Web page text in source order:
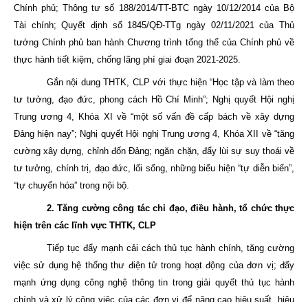
Chính phủ; Thông tư số 188/2014/TT-BTC ngày 10/12/2014 của Bộ
Tài chính; Quyết định số 1845/QĐ-TTg ngày 02/11/2021 của Thủ
tướng Chính phủ ban hành Chương trình tổng thể của Chính phủ về
thực hành tiết kiệm, chống lãng phí giai đoạn 2021-2025.
Gắn nội dung THTK, CLP với thực hiện “Học tập và làm theo
tư tưởng, đạo đức, phong cách Hồ Chí Minh”; Nghị quyết Hội nghị
Trung ương 4, Khóa XI về “một số vấn đề cấp bách về xây dựng
Đảng hiện nay”; Nghị quyết Hội nghị Trung ương 4, Khóa XII về “tăng
cường xây dựng, chỉnh đốn Đảng; ngăn chặn, đẩy lùi sự suy thoái về
tư tưởng, chính trị, đạo đức, lối sống, những biểu hiện “tự diễn biến”,
“tự chuyển hóa” trong nội bộ.
2. Tăng cường công tác chỉ đạo, điều hành, tổ chức thực
hiện trên các lĩnh vực THTK, CLP
Tiếp tục đẩy mạnh cải cách thủ tục hành chính, tăng cường
việc sử dụng hệ thống thư điện tử trong hoạt động của đơn vị; đẩy
mạnh ứng dụng công nghệ thông tin trong giải quyết thủ tục hành
chính và xử lý công việc của các đơn vị để nâng cao hiệu suất, hiệu